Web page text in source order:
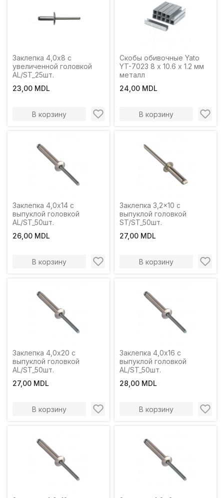
Заклепка 4,0x8 c
увеличенной головкой
AL/ST_25шт.
23,00 MDL
В корзину
Скобы обивочные Yato
YT-7023 8 x 10.6 x 1.2 мм
металл
24,00 MDL
В корзину
Заклепка 4,0x14 с
выпуклой головкой
AL/ST_50шт.
26,00 MDL
В корзину
Заклепка 3,2x10 с
выпуклой головкой
ST/ST_50шт.
27,00 MDL
В корзину
Заклепка 4,0x20 с
выпуклой головкой
AL/ST_50шт.
27,00 MDL
В корзину
Заклепка 4,0x16 с
выпуклой головкой
AL/ST_50шт.
28,00 MDL
В корзину